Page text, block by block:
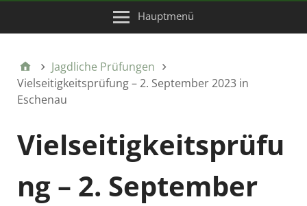
Hauptmenü
Jagdliche Prüfungen
Vielseitigkeitsprüfung – 2. September 2023 in
Eschenau
Vielseitigkeitsprüfu
ng – 2. September